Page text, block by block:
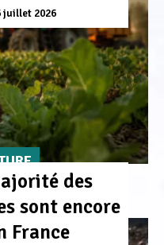
juillet 2026
des
sont encore
France